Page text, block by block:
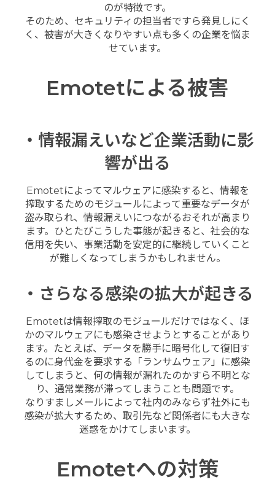
のが特徴です。
そのため、セキュリティの担当者ですら発見しにく
く、被害が大きくなりやすい点も多くの企業を悩ま
せています。
Emotetによる被害
・情報漏えいなど企業活動に影
響が出る
Emotetによってマルウェアに感染すると、情報を
搾取するためのモジュールによって重要なデータが
盗み取られ、情報漏えいにつながるおそれが高まり
ます。ひとたびこうした事態が起きると、社会的な
信用を失い、事業活動を安定的に継続していくこと
が難しくなってしまうかもしれません。
・さらなる感染の拡大が起きる
Emotetは情報搾取のモジュールだけではなく、ほ
かのマルウェアにも感染させようとすることがあり
ます。たとえば、データを勝手に暗号化して復旧す
るのに身代金を要求する「ランサムウェア」に感染
してしまうと、何の情報が漏れたのかすら不明とな
り、通常業務が滞ってしまうことも問題です。
なりすましメールによって社内のみならず社外にも
感染が拡大するため、取引先など関係者にも大きな
迷惑をかけてしまいます。
Emotetへの対策